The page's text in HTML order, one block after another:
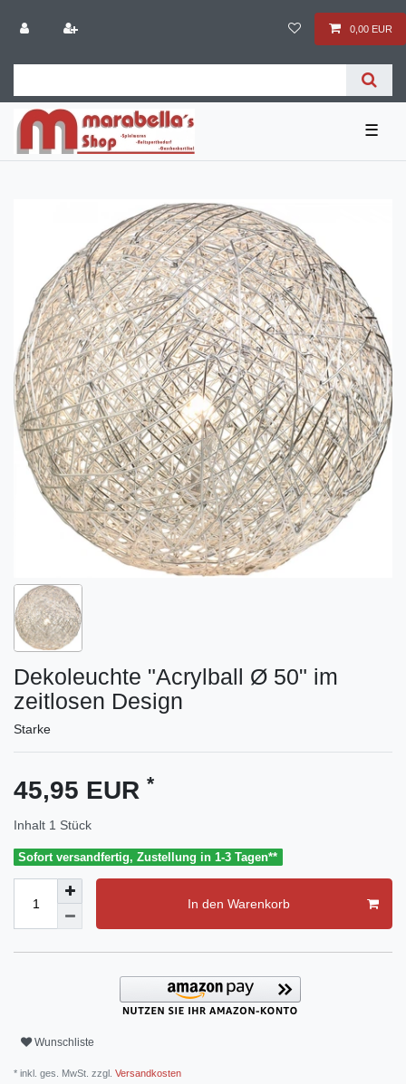
0,00 EUR
☰
Dekoleuchte "Acrylball Ø 50" im
zeitlosen Design
Starke
45,95 EUR *
Inhalt 1 Stück
Sofort versandfertig, Zustellung in 1-3 Tagen**
In den Warenkorb
Wunschliste
* inkl. ges. MwSt. zzgl. Versandkosten